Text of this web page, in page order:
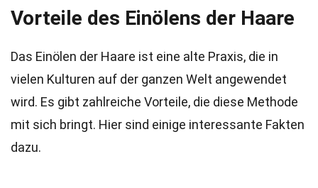
Vorteile des Einölens der Haare
Das Einölen der Haare ist eine alte Praxis, die in
vielen Kulturen auf der ganzen Welt angewendet
wird. Es gibt zahlreiche Vorteile, die diese Methode
mit sich bringt. Hier sind einige interessante Fakten
dazu.